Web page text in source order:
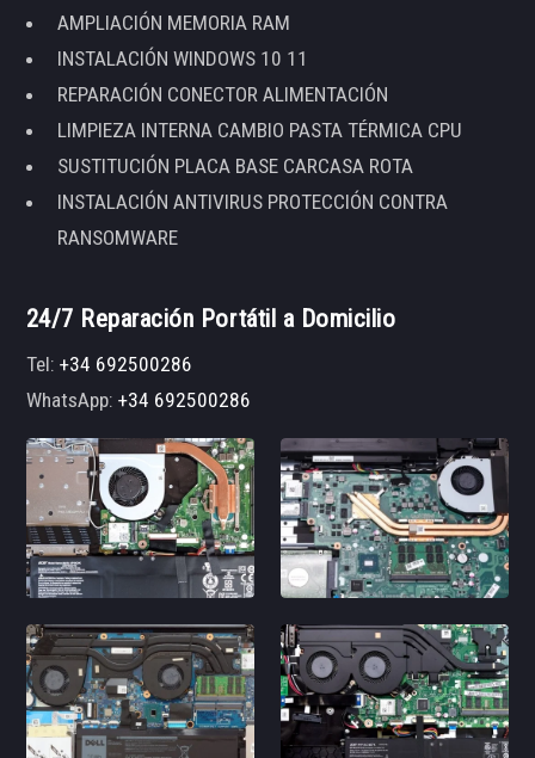
AMPLIACIÓN MEMORIA RAM
INSTALACIÓN WINDOWS 10 11
REPARACIÓN CONECTOR ALIMENTACIÓN
LIMPIEZA INTERNA CAMBIO PASTA TÉRMICA CPU
SUSTITUCIÓN PLACA BASE CARCASA ROTA
INSTALACIÓN ANTIVIRUS PROTECCIÓN CONTRA
RANSOMWARE
24/7 Reparación Portátil a Domicilio
Tel:+34 692500286
WhatsApp:+34 692500286